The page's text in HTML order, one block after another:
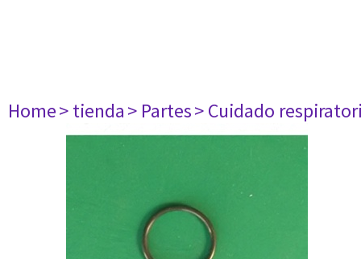
Home> tienda> Partes> Cuidado